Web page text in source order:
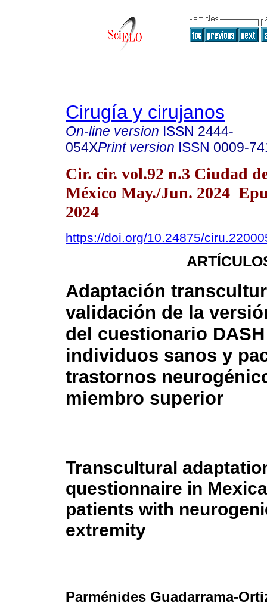
Cirugía y cirujanos
On-line version ISSN 2444-
054XPrint version ISSN 0009-
Cir. cir. vol.92 n.3 Ciudad
México May./Jun. 2024
2024
https://doi.org/10.24875/
Adaptación
validación de la
del cuestionario
individuos sanos y
trastornos
miembro superior
Transcultural
questionnaire in
patients with
extremity
Parménides Guadarrama-